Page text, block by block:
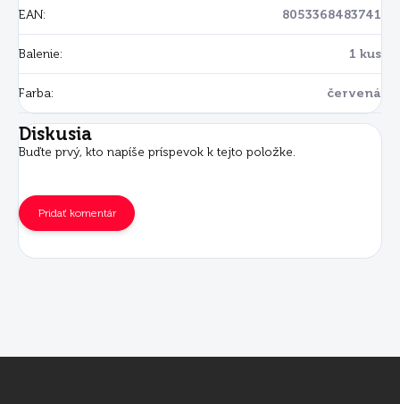
EAN: 8053368483741
Balenie: 1 kus
Farba: červená
Diskusia
Buďte prvý, kto napíše príspevok k tejto položke.
Pridať komentár